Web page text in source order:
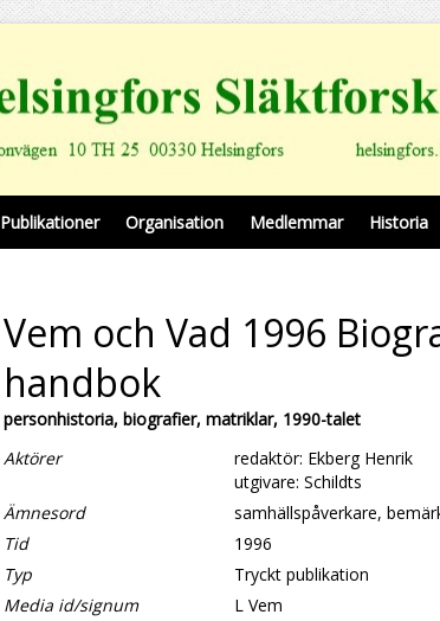
Publikationer Organisation Medlemmar Historia
Vem och Vad 1996
handbok
personhistoria, biografier, matriklar, 1990-talet
Aktörer
redaktör: Ekberg Henrik
utgivare: Schildts
Ämnesord
samhällspåverkare,
Tid
1996
Typ
Tryckt publikation
Media id/signum
L Vem